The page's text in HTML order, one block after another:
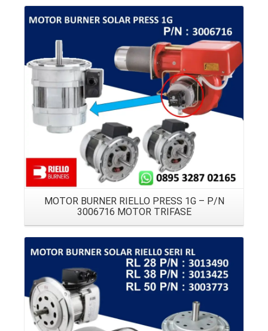
Details
MOTOR BURNER RIELLO PRESS 1G – P/N
3006716 MOTOR TRIFASE
Details